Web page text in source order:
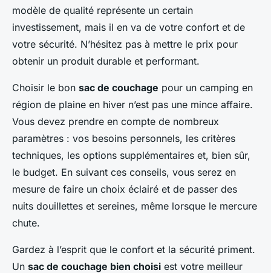
modèle de qualité représente un certain
investissement, mais il en va de votre confort et de
votre sécurité. N’hésitez pas à mettre le prix pour
obtenir un produit durable et performant.
Choisir le bon sac de couchage pour un camping en
région de plaine en hiver n’est pas une mince affaire.
Vous devez prendre en compte de nombreux
paramètres : vos besoins personnels, les critères
techniques, les options supplémentaires et, bien sûr,
le budget. En suivant ces conseils, vous serez en
mesure de faire un choix éclairé et de passer des
nuits douillettes et sereines, même lorsque le mercure
chute.
Gardez à l’esprit que le confort et la sécurité priment.
Un sac de couchage bien choisi est votre meilleur